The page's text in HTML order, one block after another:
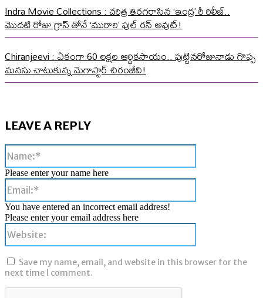
Indra Movie Collections : చరిత్ర తిరగరాసిన ‘ఇంద్ర’ రీ రిలీజ్..
మొదటి రోజు గ్రాస్ తోనే ‘మురారి’ ఫుల్ రన్ అవుట్!
Chiranjeevi : ఏకంగా 60 లక్షల ఆర్ధికసాయం.. పుట్టినరోజునాడు గొప్ప
మనసు చాటుకున్న మెగాస్టార్ చిరంజీవి!
LEAVE A REPLY
Please enter your name here
You have entered an incorrect email address!
Please enter your email address here
Save my name, email, and website in this browser for the
next time I comment.